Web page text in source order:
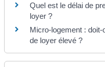
Quel est le délai de
loyer ?
Micro-logement :
de loyer élevé ?